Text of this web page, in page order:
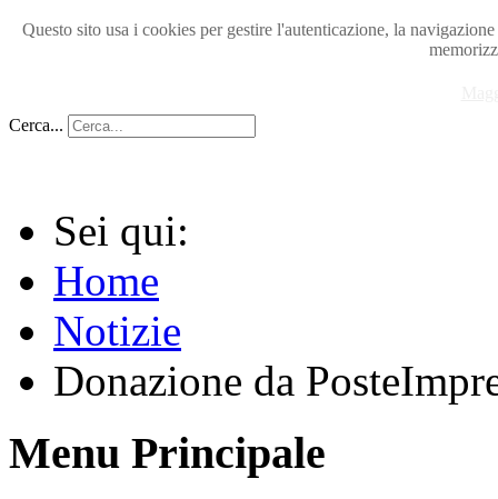
Questo sito usa i cookies per gestire l'autenticazione, la
Cerca...
Sei qui:
Home
Notizie
Donazione da
Menu Principale